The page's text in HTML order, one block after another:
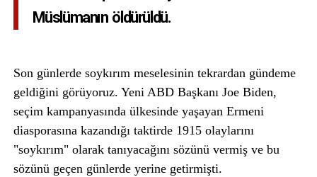
Müslümanın öldürüldü.
Son günlerde soykırım meselesinin tekrardan gündeme
geldiğini görüyoruz. Yeni ABD Başkanı Joe Biden,
seçim kampanyasında ülkesinde yaşayan Ermeni
diasporasına kazandığı taktirde 1915 olaylarını
"soykırım" olarak tanıyacağını sözünü vermiş ve bu
sözünü geçen günlerde yerine getirmişti.